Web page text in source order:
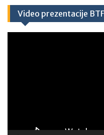
Video prezentacije BTF